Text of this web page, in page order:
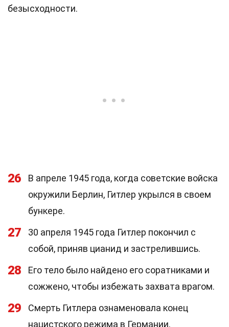
безысходности.
26
В апреле 1945 года, когда советские войска
окружили Берлин, Гитлер укрылся в своем
бункере.
27
30 апреля 1945 года Гитлер покончил с
собой, приняв цианид и застрелившись.
28
Его тело было найдено его соратниками и
сожжено, чтобы избежать захвата врагом.
29
Смерть Гитлера ознаменовала конец
нацистского режима в Германии.